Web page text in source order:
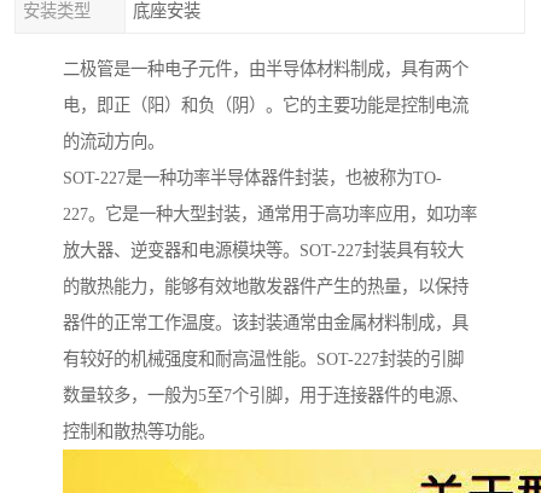
安装类型 底座安装
二极管是一种电子元件，由半导体材料制成，具有两个
电，即正（阳）和负（阴）。它的主要功能是控制电流
的流动方向。
SOT-227是一种功率半导体器件封装，也被称为TO-
227。它是一种大型封装，通常用于高功率应用，如功率
放大器、逆变器和电源模块等。SOT-227封装具有较大
的散热能力，能够有效地散发器件产生的热量，以保持
器件的正常工作温度。该封装通常由金属材料制成，具
有较好的机械强度和耐高温性能。SOT-227封装的引脚
数量较多，一般为5至7个引脚，用于连接器件的电源、
控制和散热等功能。